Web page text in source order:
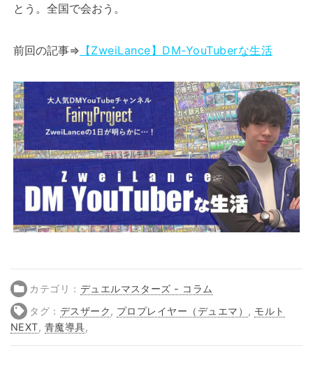
とう。全国で会おう。
前回の記事⇒ 【ZweiLance】DM-YouTuberな生活
カテゴリ： デュエルマスターズ - コラム
タグ： デスザーク , プロプレイヤー（デュエマ） , モルト
NEXT, 青魔導具,